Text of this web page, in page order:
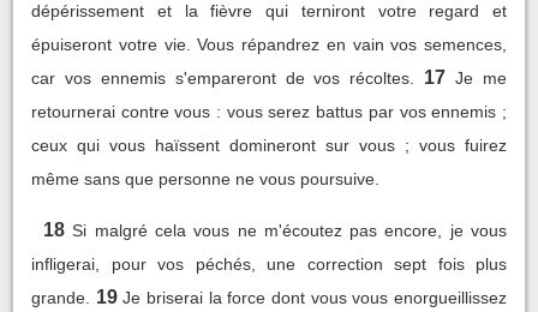
dépérissement et la fièvre qui terniront votre regard et
épuiseront votre vie. Vous répandrez en vain vos semences,
car vos ennemis s'empareront de vos récoltes.
17 Je me
retournerai contre vous : vous serez battus par vos ennemis ;
ceux qui vous haïssent domineront sur vous ; vous fuirez
même sans que personne ne vous poursuive.
18 Si malgré cela vous ne m'écoutez pas encore, je vous
infligerai, pour vos péchés, une correction sept fois plus
grande.
19 Je briserai la force dont vous vous enorgueillissez